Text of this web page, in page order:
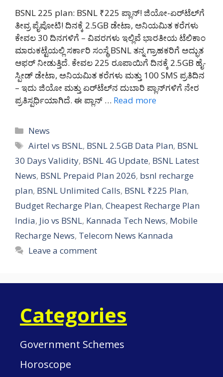
BSNL 225 plan: BSNL ₹225 ಪ್ಲಾನ್! ಜಿಯೋ-ಏರ್‌ಟೆಲ್‌ಗೆ
ತೀವ್ರ ಪೈಪೋಟಿ! ದಿನಕ್ಕೆ 2.5GB ಡೇಟಾ, ಅನಿಯಮಿತ ಕರೆಗಳು
ಕೇವಲ 30 ದಿನಗಳಿಗೆ – ವಿವರಗಳು ಇಲ್ಲಿವೆ ಭಾರತೀಯ ಟೆಲಿಕಾಂ
ಮಾರುಕಟ್ಟೆಯಲ್ಲಿ ಸರ್ಕಾರಿ ಸಂಸ್ಥೆ BSNL ತನ್ನ ಗ್ರಾಹಕರಿಗೆ ಅದ್ಭುತ
ಆಫರ್ ನೀಡುತ್ತಿದೆ. ಕೇವಲ 225 ರೂಪಾಯಿಗೆ ದಿನಕ್ಕೆ 2.5GB ಹೈ-
ಸ್ಪೀಡ್ ಡೇಟಾ, ಅನಿಯಮಿತ ಕರೆಗಳು ಮತ್ತು 100 SMS ಪ್ರತಿದಿನ
– ಇದು ಜಿಯೋ ಮತ್ತು ಏರ್‌ಟೆಲ್‌ನ ದುಬಾರಿ ಪ್ಲಾನ್‌ಗಳಿಗೆ ನೇರ
ಪ್ರತಿಸ್ಪರ್ಧಿಯಾಗಿದೆ. ಈ ಪ್ಲಾನ್ … Read more
Categories
News
Tags
Airtel vs BSNL, BSNL 2.5GB Data Plan, BSNL
30 Days Validity, BSNL 4G Update, BSNL Latest
News, BSNL Prepaid Plan 2026, bsnl recharge
plan, BSNL Unlimited Calls, BSNL ₹225 Plan,
Budget Recharge Plan, Cheapest Recharge Plan
India, Jio vs BSNL, Kannada Tech News, Mobile
Recharge News, Telecom News Kannada
Leave a comment
Categories
Government Schemes
Horoscope